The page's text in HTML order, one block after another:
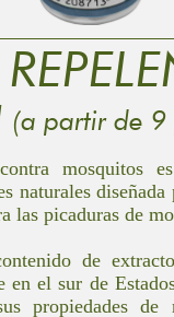
(a partir de 9
mosquitos
naturales
las picaduras de
de
en el sur de
propiedades de